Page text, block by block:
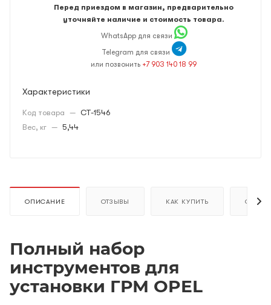
Перед приездом в магазин, предварительно
уточняйте наличие и стоимость товара.
WhatsApp для связи
Telegram для связи
или позвонить +7 903 140 18 99
Характеристики
Код товара — CT-1546
Вес, кг — 5,44
ОПИСАНИЕ ОТЗЫВЫ КАК КУПИТЬ ОПЛАТА
Полный набор
инструментов для
установки ГРМ OPEL